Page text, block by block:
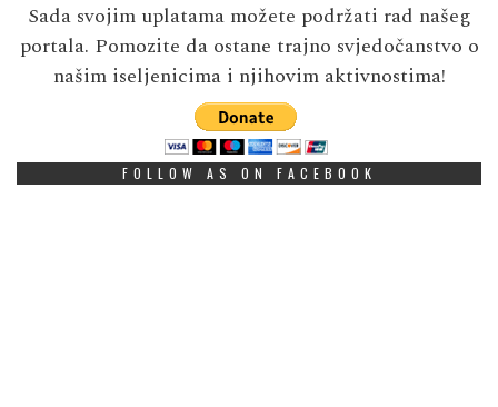
Sada svojim uplatama možete podržati rad našeg
portala. Pomozite da ostane trajno svjedočanstvo o
našim iseljenicima i njihovim aktivnostima!
FOLLOW AS ON FACEBOOK